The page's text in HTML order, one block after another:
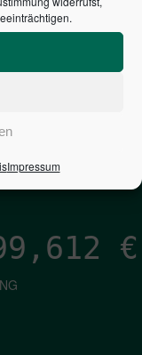
Impressum
€